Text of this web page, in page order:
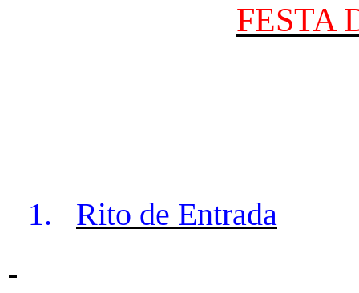
FESTA
1. Rito de Entrada